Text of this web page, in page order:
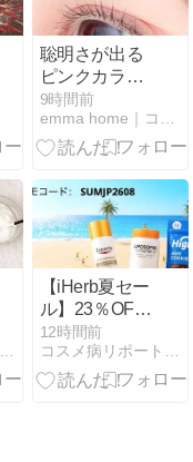
聡明さが出る
ピンクカラコ
ン♡
VILLEGE（ヴ
ィレジェ）ア
【えまのカラ
コンレポ】
9時間前
emma home｜コスメコンシェルジュの美容日記
幸せ探しの旅に出ようinアメブロ
【iHerb夏セー
ル】23％OFF
でポチった購
入品7選！8月
10日23:59ま
12時間前
コスメ病リポート・・・ときどきトイプー